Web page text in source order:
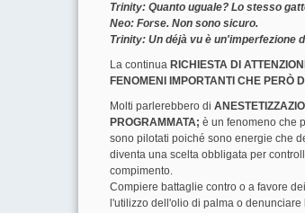
Trinity: Quanto uguale? Lo stesso
Neo: Forse. Non sono sicuro.
Trinity: Un déjà vu è un'imperfezione
La continua RICHIESTA DI
FENOMENI IMPORTANTI CHE PERÒ
Molti parlerebbero di
PROGRAMMATA; è un fenomeno che
sono pilotati poiché sono energie che
diventa una scelta obbligata per
compimento.
Compiere battaglie contro o a favore
l'utilizzo dell'olio di palma o